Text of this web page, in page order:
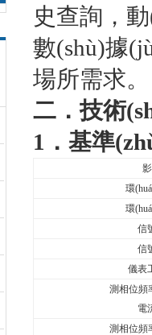
史查詢，
數(shù)據
場所需求
二．技術
1 ．基準
環
環
信
信
儀表
測相位頻
電
測相位頻